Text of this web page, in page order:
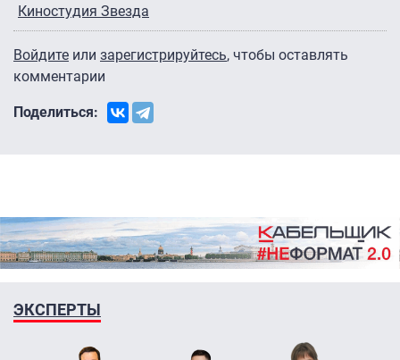
Киностудия Звезда
Войдите или зарегистрируйтесь, чтобы оставлять
комментарии
Поделиться:
ЭКСПЕРТЫ